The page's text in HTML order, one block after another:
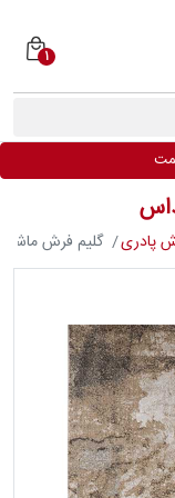
1
پادری گلیم فرش